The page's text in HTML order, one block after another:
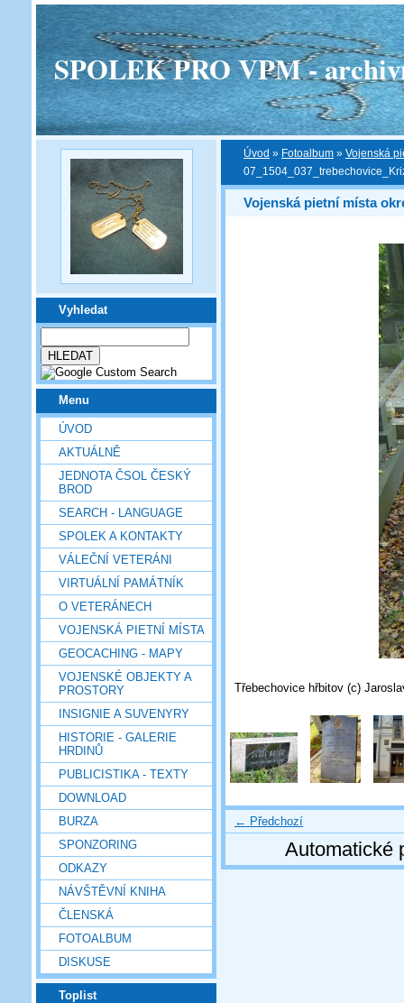
SPOLEK PRO VPM -
Vyhledat
Menu
ÚVOD
AKTUÁLNĚ
JEDNOTA ČSOL ČESKÝ
BROD
SEARCH - LANGUAGE
SPOLEK A KONTAKTY
VÁLEČNÍ VETERÁNI
VIRTUÁLNÍ PAMÁTNÍK
O VETERÁNECH
VOJENSKÁ PIETNÍ MÍSTA
GEOCACHING - MAPY
VOJENSKÉ OBJEKTY A
PROSTORY
INSIGNIE A SUVENYRY
HISTORIE - GALERIE
HRDINŮ
PUBLICISTIKA - TEXTY
DOWNLOAD
BURZA
SPONZORING
ODKAZY
NÁVŠTĚVNÍ KNIHA
ČLENSKÁ
FOTOALBUM
DISKUSE
Toplist
Úvod » Fotoalbum » Vojenská
Vojenská pietní místa
Třebechovice hřbitov (c)
← Předchozí
Automatické